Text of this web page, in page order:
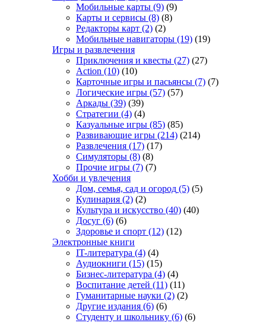
Мобильные карты (9) (9)
Карты и сервисы (8) (8)
Редакторы карт (2) (2)
Мобильные навигаторы (19) (19)
Игры и развлечения
Приключения и квесты (27) (27)
Action (10) (10)
Карточные игры и пасьянсы (7) (7)
Логические игры (57) (57)
Аркады (39) (39)
Стратегии (4) (4)
Казуальные игры (85) (85)
Развивающие игры (214) (214)
Развлечения (17) (17)
Симуляторы (8) (8)
Прочие игры (7) (7)
Хобби и увлечения
Дом, семья, сад и огород (5) (5)
Кулинария (2) (2)
Культура и искусство (40) (40)
Досуг (6) (6)
Здоровье и спорт (12) (12)
Электронные книги
IT-литература (4) (4)
Аудиокниги (15) (15)
Бизнес-литература (4) (4)
Воспитание детей (11) (11)
Гуманитарные науки (2) (2)
Другие издания (6) (6)
Студенту и школьнику (6) (6)